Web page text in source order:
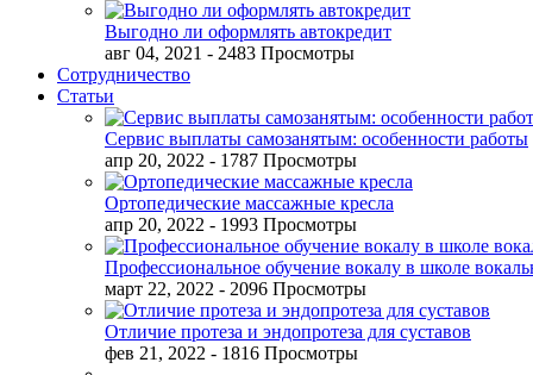
Выгодно ли оформлять автокредит
авг 04, 2021 - 2483 Просмотры
Сотрудничество
Статьи
Сервис выплаты самозанятым: особенности работы
апр 20, 2022 - 1787 Просмотры
Ортопедические массажные кресла
апр 20, 2022 - 1993 Просмотры
Профессиональное обучение вокалу в школе
март 22, 2022 - 2096 Просмотры
Отличие протеза и эндопротеза для суставов
фев 21, 2022 - 1816 Просмотры